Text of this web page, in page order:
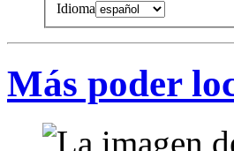
Idioma
Más poder